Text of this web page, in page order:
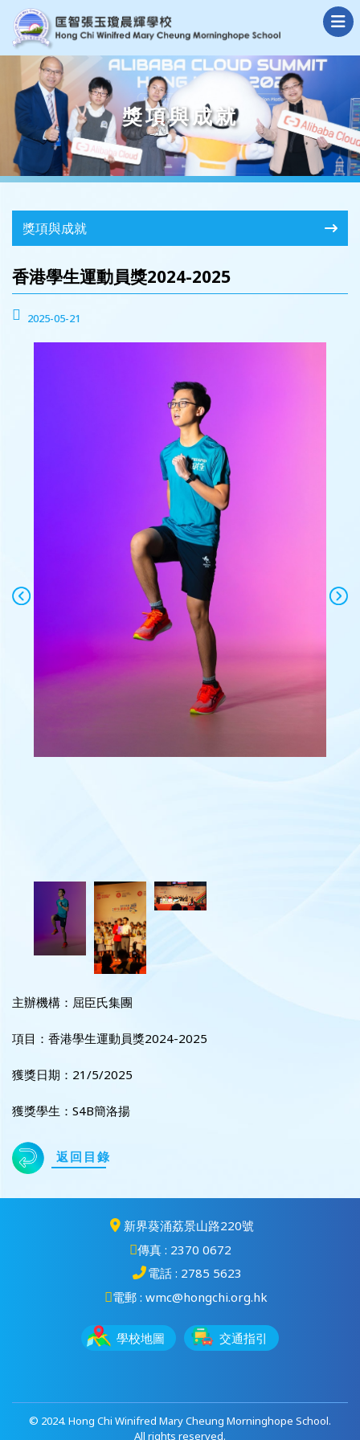
獎項與成就
獎項與成就
香港學生運動員獎2024-2025
2025-05-21
主辦機構：屈臣氏集團
項目：香港學生運動員獎2024-2025
獲獎日期：21/5/2025
獲獎學生：S4B簡洛揚
返回目錄
新界葵涌荔景山路220號
傳真 : 2370 0672
電話 : 2785 5623
電郵 : wmc@hongchi.org.hk
學校地圖 交通指引
© 2024. Hong Chi Winifred Mary Cheung Morninghope School.
All rights reserved.